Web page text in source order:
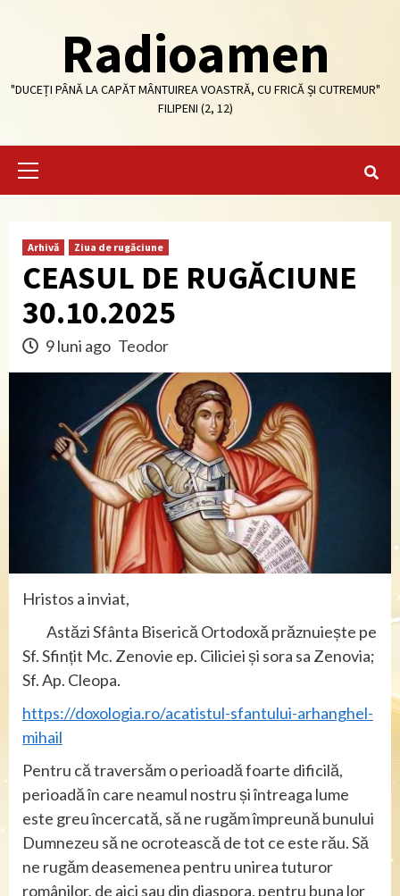
Radioamen
"DUCEȚI PÂNĂ LA CAPĂT MÂNTUIREA VOASTRĂ, CU FRICĂ ȘI CUTREMUR"
FILIPENI (2, 12)
Primary
Arhivă Ziua de rugăciune
CEASUL DE RUGĂCIUNE
30.10.2025
9 luni ago Teodor
Hristos a inviat,
Astăzi Sfânta Biserică Ortodoxă prăznuiește pe
Sf. Sfințit Mc. Zenovie ep. Ciliciei și sora sa Zenovia;
Sf. Ap. Cleopa.
https://doxologia.ro/acatistul-sfantului-arhanghel-
mihail
Pentru că traversăm o perioadă foarte dificilă,
perioadă în care neamul nostru și întreaga lume
este greu încercată, să ne rugăm împreună bunului
Dumnezeu să ne ocrotească de tot ce este rău. Să
ne rugăm deasemenea pentru unirea tuturor
românilor, de aici sau din diaspora, pentru buna lor